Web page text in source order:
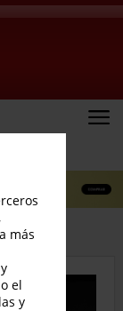
más
el
y